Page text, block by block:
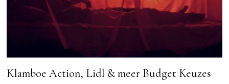
Klamboe Action, Lidl & meer Budget Keuzes